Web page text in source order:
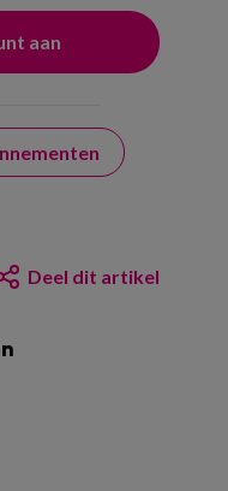
Deel dit artikel